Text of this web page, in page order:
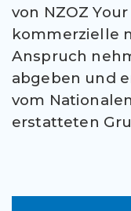
von NZOZ
kommerzielle
Anspruch
abgeben und
vom
erstatteten